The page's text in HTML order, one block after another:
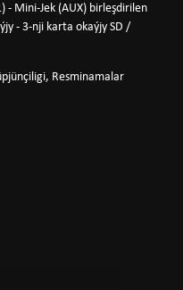
- Mini-Jek (AUX) birleşdirilen
- 3-nji karta okaýjy SD /
Resminamalar